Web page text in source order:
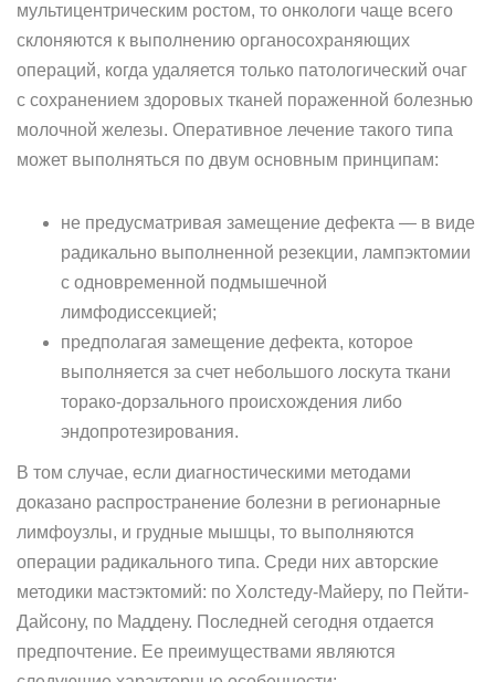
мультицентрическим ростом, то онкологи чаще всего
склоняются к выполнению органосохраняющих
операций, когда удаляется только патологический очаг
с сохранением здоровых тканей пораженной болезнью
молочной железы. Оперативное лечение такого типа
может выполняться по двум основным принципам:
не предусматривая замещение дефекта — в виде
радикально выполненной резекции, лампэктомии
с одновременной подмышечной
лимфодиссекцией;
предполагая замещение дефекта, которое
выполняется за счет небольшого лоскута ткани
торако-дорзального происхождения либо
эндопротезирования.
В том случае, если диагностическими методами
доказано распространение болезни в регионарные
лимфоузлы, и грудные мышцы, то выполняются
операции радикального типа. Среди них авторские
методики мастэктомий: по Холстеду-Майеру, по Пейти-
Дайсону, по Маддену. Последней сегодня отдается
предпочтение. Ее преимуществами являются